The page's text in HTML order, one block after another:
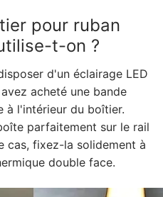
extérieur
DMX
? Quels sont les
de produits ?
Série LEDLine
Série DOTLED
pour ruban
t-on ?
d'un éclairage LED
acheté une bande
à l'intérieur du boîtier.
parfaitement sur le rail
cas, fixez-la solidement à
double face.